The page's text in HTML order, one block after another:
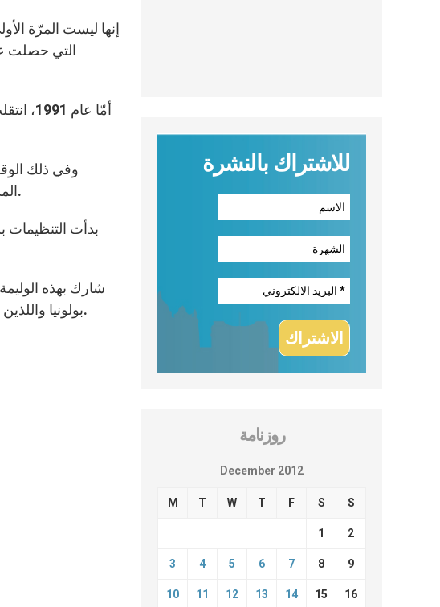
أمّا
وفي ذلك
المدرسة، حيث كان يضع كل واحد بعض النقود الموجّهة لتنظيم هذه الوليمة بمناسبة عيد الميلاد في المحطّة.
بدأت
شارك بهذه
بولونيا واللذين عددهم كان كبيراً. وفي السنوات التاليّة، هذه الوليمة المنظمة من قبل الكهنة في المحطّة أصبحت تقليداً.
للاشتراك بالنشرة
روزنامة
December 2012
M T W T F S S
1 2
3 4 5 6 7 8 9
10 11 12 13 14 15 16